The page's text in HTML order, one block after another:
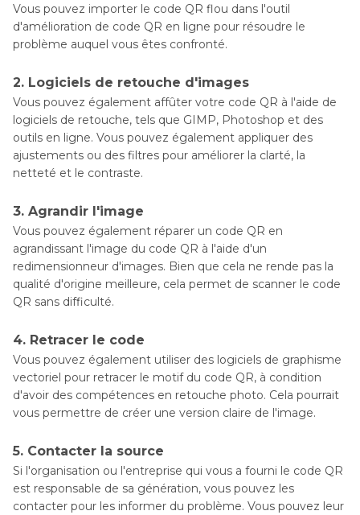
Vous pouvez importer le code QR flou dans l'outil
d'amélioration de code QR en ligne pour résoudre le
problème auquel vous êtes confronté.
2. Logiciels de retouche d'images
Vous pouvez également affûter votre code QR à l'aide de
logiciels de retouche, tels que GIMP, Photoshop et des
outils en ligne. Vous pouvez également appliquer des
ajustements ou des filtres pour améliorer la clarté, la
netteté et le contraste.
3. Agrandir l'image
Vous pouvez également réparer un code QR en
agrandissant l'image du code QR à l'aide d'un
redimensionneur d'images. Bien que cela ne rende pas la
qualité d'origine meilleure, cela permet de scanner le code
QR sans difficulté.
4. Retracer le code
Vous pouvez également utiliser des logiciels de graphisme
vectoriel pour retracer le motif du code QR, à condition
d'avoir des compétences en retouche photo. Cela pourrait
vous permettre de créer une version claire de l'image.
5. Contacter la source
Si l'organisation ou l'entreprise qui vous a fourni le code QR
est responsable de sa génération, vous pouvez les
contacter pour les informer du problème. Vous pouvez leur